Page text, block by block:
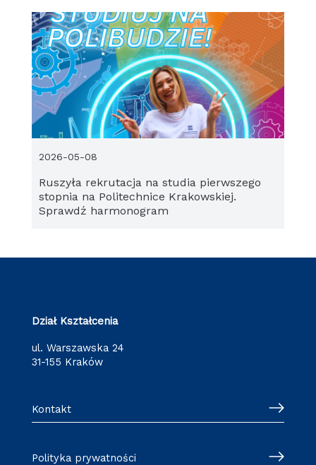
Ruszyła rekrutacja na studia pierwszego
stopnia na Politechnice Krakowskiej.
Sprawdź harmonogram
2026-05-08
Dział Kształcenia
ul. Warszawska 24
31-155 Kraków
Kontakt
Polityka prywatności